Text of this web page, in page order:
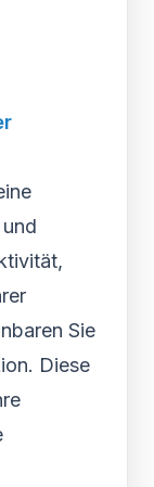
Sie
Diese